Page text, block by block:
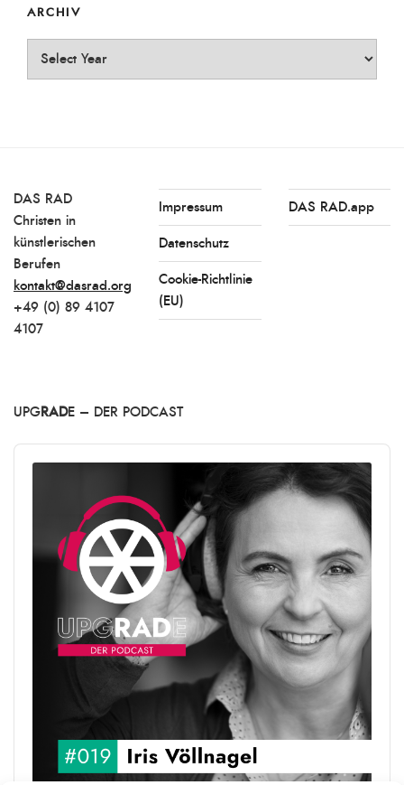
ARCHIV
DAS RAD
Christen in
künstlerischen
Berufen
kontakt@dasrad.org
+49 (0) 89 4107
4107
Impressum
Datenschutz
Cookie-Richtlinie
(EU)
DAS RAD.app
UPG RADE – DER PODCAST
Audio